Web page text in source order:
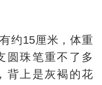
约15厘米，体重
圆珠笔重不了多
背上是灰褐的花